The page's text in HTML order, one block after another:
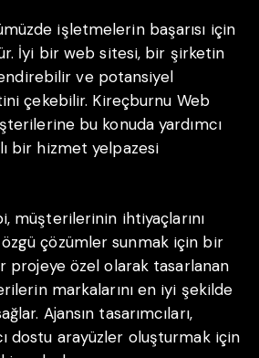
işletmelerin başarısı için
İyi bir web sitesi, bir şirketin
ve potansiyel
çekebilir. Kireçburnu Web
bu konuda yardımcı
bir hizmet yelpazesi
müşterilerinin ihtiyaçlarını
çözümler sunmak için bir
projeye özel olarak tasarlanan
markalarını en iyi şekilde
Ajansın tasarımcıları,
dostu arayüzler oluşturmak için